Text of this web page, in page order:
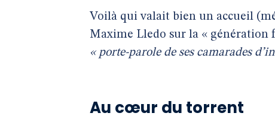
Voilà qui valait bien un accueil
Maxime Lledo sur la « génération
« porte-parole de ses camarades
Au cœur du torrent